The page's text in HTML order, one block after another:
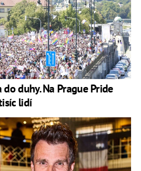
do duhy. Na Prague Pride
lidí